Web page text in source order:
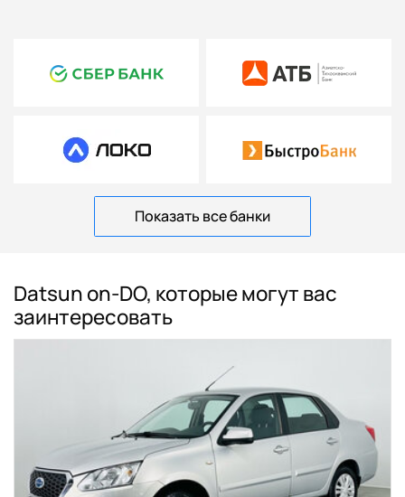
Показать все банки
Datsun on-DO, которые могут вас
заинтересовать